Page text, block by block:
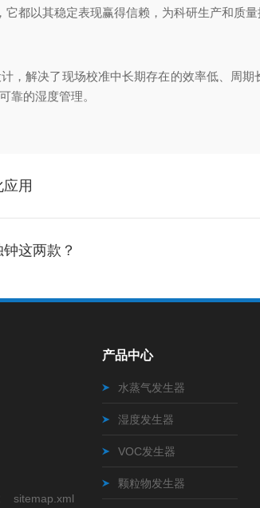
都以其稳定表现赢得信赖，为科研生产和质量
，解决了现场校准中长期存在的效率低、周
靠的湿度管理。
用
这两款？
sitemap.xml
产品中心
水蒸气发生器
湿度发生器
VOC发生器
颗粒物发生器